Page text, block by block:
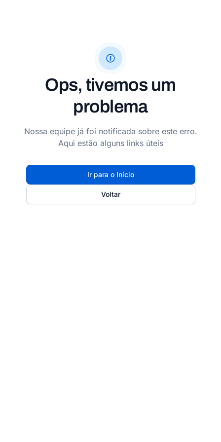
Ops, tivemos um
problema
Nossa equipe já foi notificada sobre este erro.
Aqui estão alguns links úteis
Ir para o Início
Voltar